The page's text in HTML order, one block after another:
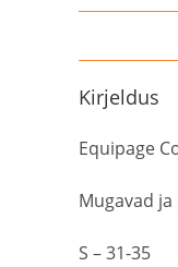
Kirjeldus
Equipage
Mugavad
S – 31-35